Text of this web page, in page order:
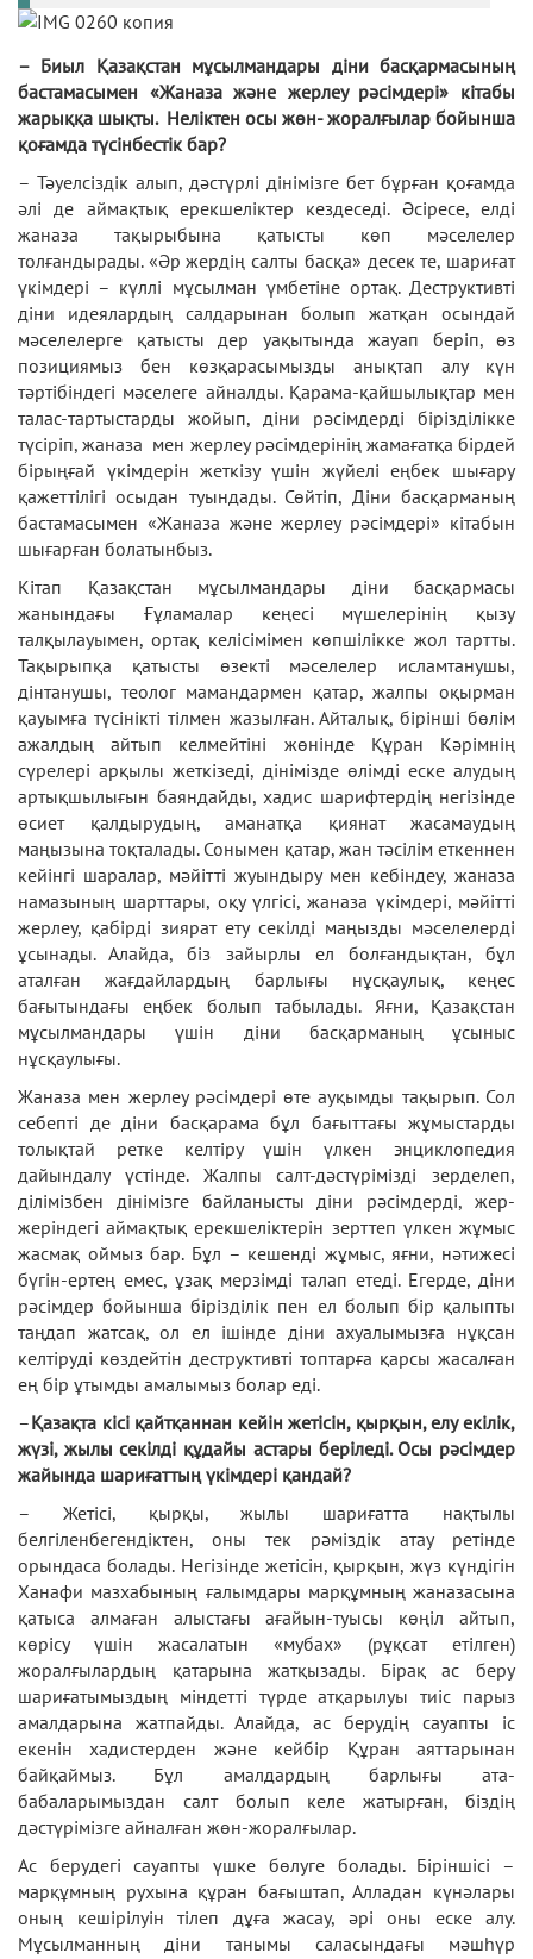
– Биыл Қазақстан мұсылмандары діни басқармасының
бастамасымен «Жаназа және жерлеу рәсімдері» кітабы
жарыққа шықты. Неліктен осы жөн- жоралғылар бойынша
қоғамда түсінбестік бар?
– Тәуелсіздік алып, дәстүрлі дінімізге бет бұрған қоғамда
әлі де аймақтық ерекшеліктер кездеседі. Әсіресе, елді
жаназа тақырыбына қатысты көп мәселелер
толғандырады. «Әр жердің салты басқа» десек те, шариғат
үкімдері – күллі мұсылман үмбетіне ортақ. Деструктивті
діни идеялардың салдарынан болып жатқан осындай
мәселелерге қатысты дер уақытында жауап беріп, өз
позициямыз бен көзқарасымызды анықтап алу күн
тәртібіндегі мәселеге айналды. Қарама-қайшылықтар мен
талас-тартыстарды жойып, діни рәсімдерді бірізділікке
түсіріп, жаназа мен жерлеу рәсімдерінің жамағатқа бірдей
бірыңғай үкімдерін жеткізу үшін жүйелі еңбек шығару
қажеттілігі осыдан туындады. Сөйтіп, Діни басқарманың
бастамасымен «Жаназа және жерлеу рәсімдері» кітабын
шығарған болатынбыз.
Кітап Қазақстан мұсылмандары діни басқармасы
жанындағы Ғұламалар кеңесі мүшелерінің қызу
талқылауымен, ортақ келісімімен көпшілікке жол тартты.
Тақырыпқа қатысты өзекті мәселелер исламтанушы,
дінтанушы, теолог мамандармен қатар, жалпы оқырман
қауымға түсінікті тілмен жазылған. Айталық, бірінші бөлім
ажалдың айтып келмейтіні жөнінде Құран Кәрімнің
сүрелері арқылы жеткізеді, дінімізде өлімді еске алудың
артықшылығын баяндайды, хадис шарифтердің негізінде
өсиет қалдырудың, аманатқа қиянат жасамаудың
маңызына тоқталады. Сонымен қатар, жан тәсілім еткеннен
кейінгі шаралар, мәйітті жуындыру мен кебіндеу, жаназа
намазының шарттары, оқу үлгісі, жаназа үкімдері, мәйітті
жерлеу, қабірді зиярат ету секілді маңызды мәселелерді
ұсынады. Алайда, біз зайырлы ел болғандықтан, бұл
аталған жағдайлардың барлығы нұсқаулық, кеңес
бағытындағы еңбек болып табылады. Яғни, Қазақстан
мұсылмандары үшін діни басқарманың ұсыныс
нұсқаулығы.
Жаназа мен жерлеу рәсімдері өте ауқымды тақырып. Сол
себепті де діни басқарама бұл бағыттағы жұмыстарды
толықтай ретке келтіру үшін үлкен энциклопедия
дайындалу үстінде. Жалпы салт-дәстүрімізді зерделеп,
ділімізбен дінімізге байланысты діни рәсімдерді, жер-
жеріндегі аймақтық ерекшеліктерін зерттеп үлкен жұмыс
жасмақ оймыз бар. Бұл – кешенді жұмыс, яғни, нәтижесі
бүгін-ертең емес, ұзақ мерзімді талап етеді. Егерде, діни
рәсімдер бойынша бірізділік пен ел болып бір қалыпты
таңдап жатсақ, ол ел ішінде діни ахуалымызға нұқсан
келтіруді көздейтін деструктивті топтарға қарсы жасалған
ең бір ұтымды амалымыз болар еді.
–Қазақта кісі қайтқаннан кейін жетісін, қырқын, елу екілік,
жүзі, жылы секілді құдайы астары беріледі. Осы рәсімдер
жайында шариғаттың үкімдері қандай?
– Жетісі, қырқы, жылы шариғатта нақтылы
белгіленбегендіктен, оны тек рәміздік атау ретінде
орындаса болады. Негізінде жетісін, қырқын, жүз күндігін
Ханафи мазхабының ғалымдары марқұмның жаназасына
қатыса алмаған алыстағы ағайын-туысы көңіл айтып,
көрісу үшін жасалатын «мубах» (рұқсат етілген)
жоралғылардың қатарына жатқызады. Бірақ ас беру
шариғатымыздың міндетті түрде атқарылуы тиіс парыз
амалдарына жатпайды. Алайда, ас берудің сауапты іс
екенін хадистерден және кейбір Құран аяттарынан
байқаймыз. Бұл амалдардың барлығы ата-
бабаларымыздан салт болып келе жатырған, біздің
дәстүрімізге айналған жөн-жоралғылар.
Ас берудегі сауапты үшке бөлуге болады. Біріншісі –
марқұмның рухына құран бағыштап, Алладан күнәлары
оның кешірілуін тілеп дұға жасау, әрі оны еске алу.
Мұсылманның діни танымы саласындағы мәшһүр